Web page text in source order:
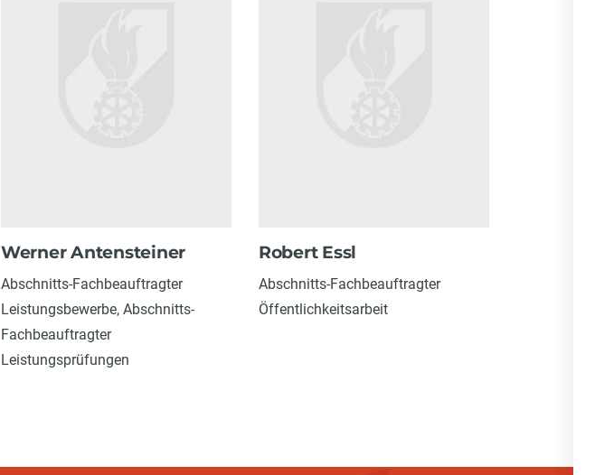
Werner Antensteiner
Abschnitts-Fachbeauftragter
Leistungsbewerbe, Abschnitts-
Fachbeauftragter
Leistungsprüfungen
Robert Essl
Abschnitts-Fachbeauftragter
Öffentlichkeitsarbeit